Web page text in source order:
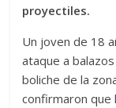
proyectiles.
Un joven de 18
ataque a
boliche de la
confirmaron que